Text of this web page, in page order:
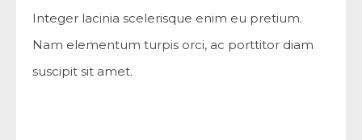
Integer lacinia scelerisque enim eu pretium.
Nam elementum turpis orci, ac porttitor diam
suscipit sit amet.